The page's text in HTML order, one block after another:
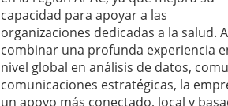
capacidad para apoyar a las
organizaciones dedicadas a la salud.
combinar una profunda experiencia
nivel global en análisis de datos,
comunicaciones estratégicas, la
un apoyo más conectado, local y